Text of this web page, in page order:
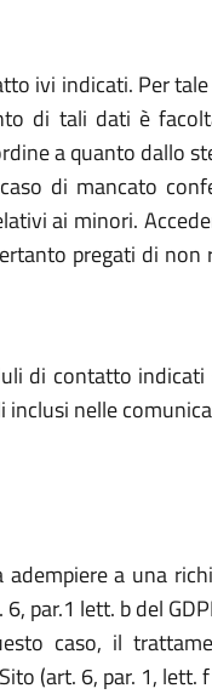
ivi indicati. Per
di tali dati è
a quanto dallo
di mancato
ai minori.
pregati di non
di contatto
nelle
a una
par.1 lett. b del
caso, il
(art. 6, par. 1, lett. f